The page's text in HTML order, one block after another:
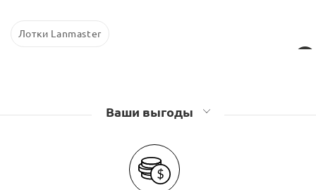
Лотки Lanmaster
Ваши выгоды